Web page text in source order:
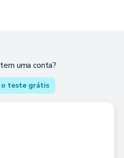
uma conta?
o teste grátis